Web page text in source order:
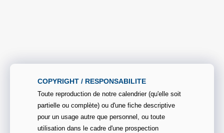
COPYRIGHT / RESPONSABILITE
Toute reproduction de notre calendrier (qu'elle soit
partielle ou complète) ou d'une fiche descriptive
pour un usage autre que personnel, ou toute
utilisation dans le cadre d'une prospection